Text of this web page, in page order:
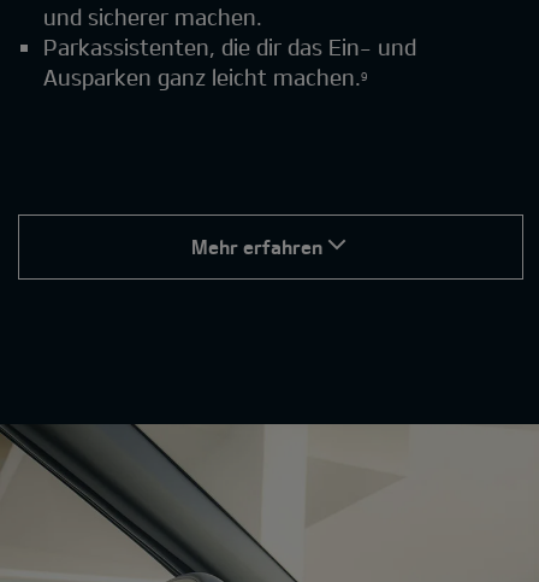
und sicherer machen.
Parkassistenten, die dir das Ein- und
Ausparken ganz leicht machen.9
Mehr erfahren